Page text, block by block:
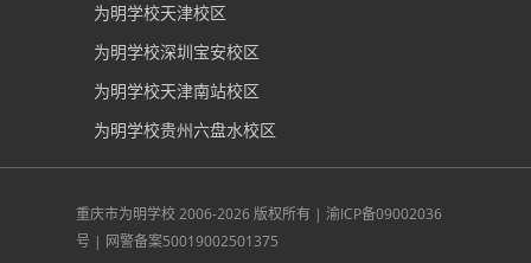
为明学校天津校区
为明学校深圳宝安校区
为明学校天津南站校区
为明学校贵州六盘水校区
重庆市为明学校2006-2026 版权所有 | 渝ICP备09002036
号 | 网警备案50019002501375